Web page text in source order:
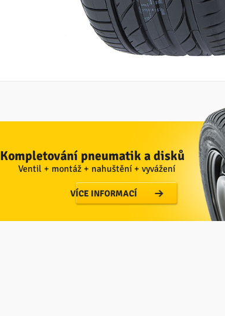
Kompletování pneumatik a disků
Ventil + montáž + nahuštění + vyvážení
VÍCE INFORMACÍ